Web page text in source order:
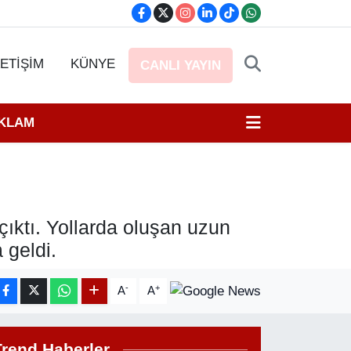
KÜNYE CANLI YAYIN
Yollarda oluşan uzun
geldi.
A- A+